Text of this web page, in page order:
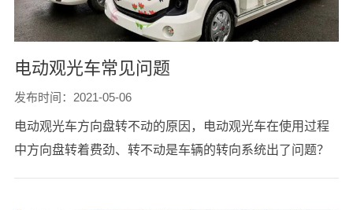
电动观光车常见问题
发布时间：2021-05-06
电动观光车方向盘转不动的原因，电动观光车在使用过程
中方向盘转着费劲、转不动是车辆的转向系统出了问题？